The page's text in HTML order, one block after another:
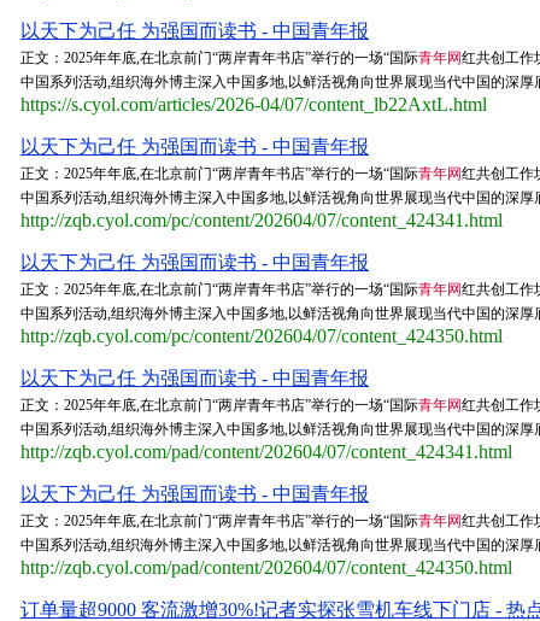
以天下为己任 为强国而读书 - 中国青年报
正文：2025年年底,在北京前门“两岸青年书店”举行的一场“国际青年网红共创工作
中国系列活动,组织海外博主深入中国多地,以鲜活视角向世界展现当代中国的深
https://s.cyol.com/articles/2026-04/07/content_lb22AxtL.html
以天下为己任 为强国而读书 - 中国青年报
正文：2025年年底,在北京前门“两岸青年书店”举行的一场“国际青年网红共创工作
中国系列活动,组织海外博主深入中国多地,以鲜活视角向世界展现当代中国的深
http://zqb.cyol.com/pc/content/202604/07/content_424341.html
以天下为己任 为强国而读书 - 中国青年报
正文：2025年年底,在北京前门“两岸青年书店”举行的一场“国际青年网红共创工作
中国系列活动,组织海外博主深入中国多地,以鲜活视角向世界展现当代中国的深
http://zqb.cyol.com/pc/content/202604/07/content_424350.html
以天下为己任 为强国而读书 - 中国青年报
正文：2025年年底,在北京前门“两岸青年书店”举行的一场“国际青年网红共创工作
中国系列活动,组织海外博主深入中国多地,以鲜活视角向世界展现当代中国的深
http://zqb.cyol.com/pad/content/202604/07/content_424341.html
以天下为己任 为强国而读书 - 中国青年报
正文：2025年年底,在北京前门“两岸青年书店”举行的一场“国际青年网红共创工作
中国系列活动,组织海外博主深入中国多地,以鲜活视角向世界展现当代中国的深
http://zqb.cyol.com/pad/content/202604/07/content_424350.html
订单量超9000 客流激增30%!记者实探张雪机车线下门店 - 热